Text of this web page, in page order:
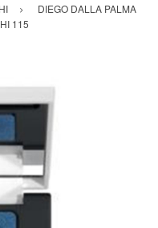
DIEGO DALLA PALMA
115